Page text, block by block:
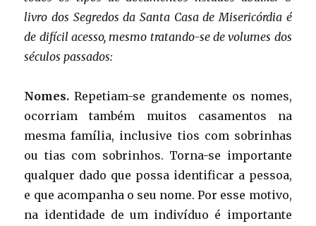
livro dos Segredos da Santa Casa de Misericórdia é
de difícil acesso, mesmo tratando-se de volumes dos
séculos passados:
Nomes.Repetiam-se grandemente os nomes,
ocorriam também muitos casamentos na
mesma família, inclusive tios com sobrinhas
ou tias com sobrinhos. Torna-se importante
qualquer dado que possa identificar a pessoa,
e que acompanha o seu nome. Por esse motivo,
na identidade de um indivíduo é importante